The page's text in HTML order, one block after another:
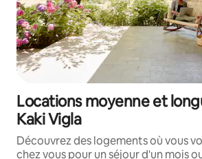
Locations moyenne et
Kaki Vigla
Découvrez des logements où vous
chez vous pour un séjour d'un mois